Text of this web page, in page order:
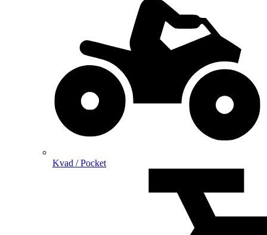
Kvad / Pocket